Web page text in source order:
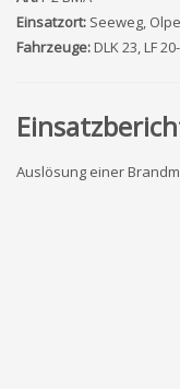
Einsatzort: Seeweg, Olpe
Fahrzeuge:DLK 23, LF
Auslösung einer